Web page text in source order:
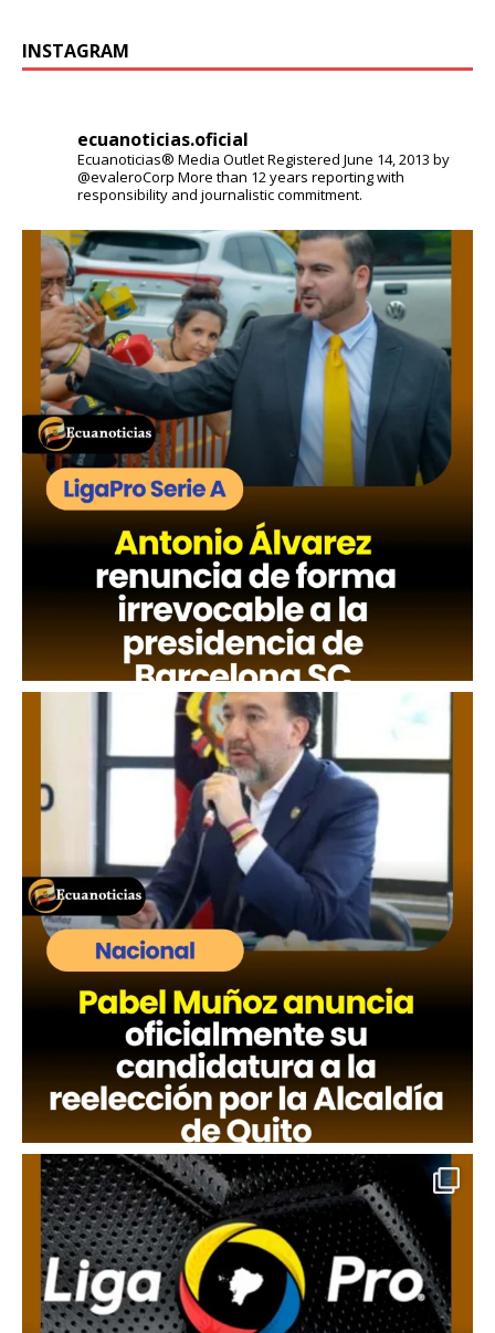
INSTAGRAM
ecuanoticias.oficial
Ecuanoticias® Media OutletRegistered June 14, 2013 by
@evaleroCorp More than 12 years reporting with
responsibility and journalistic commitment.